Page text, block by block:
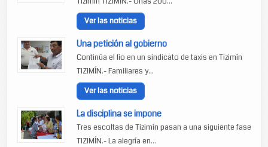
Ver las noticias
Una petición al gobierno
Continúa el lío en un sindicato de taxis en Tizimín
TIZIMÍN.- Familiares y...
Ver las noticias
La disciplina se impone
Tres escoltas de Tizimín pasan a una siguiente fase
TIZIMÍN.- La alegría en...